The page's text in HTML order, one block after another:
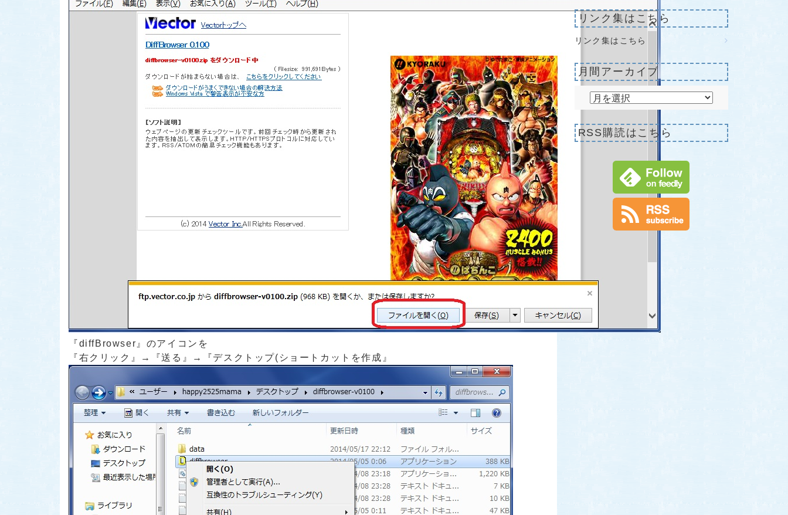
『diffBrowser』 のアイコンを
『右クリック』→『送る』→『デスクトップ(ショートカットを作成』
リンク集はこちら
リンク集はこちら
月間アーカイブ
RSS購読はこちら